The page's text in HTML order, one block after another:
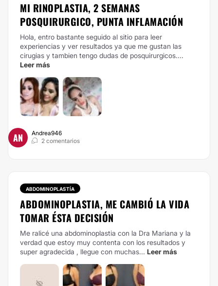
MI RINOPLASTIA, 2 SEMANAS
POSQUIRURGICO, PUNTA INFLAMACIÓN
Hola, entro bastante seguido al sitio para leer
experiencias y ver resultados ya que me gustan las
cirugias y tambien tengo dudas de posquirurgicos....
Leer más
AN
Andrea946
2 comentarios
ABDOMINOPLASTÍA
ABDOMINOPLASTIA, ME CAMBIÓ LA VIDA
TOMAR ÉSTA DECISIÓN
Me ralicé una abdominoplastia con la Dra Mariana y la
verdad que estoy muy contenta con los resultados y
super agradecida , llegue con muchas... Leer más